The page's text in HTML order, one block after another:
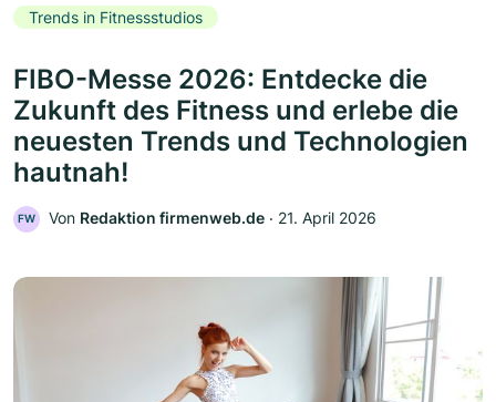
Trends in Fitnessstudios
FIBO-Messe 2026: Entdecke die
Zukunft des Fitness und erlebe die
neuesten Trends und Technologien
hautnah!
FW Von Redaktion firmenweb.de ‧ 21. April 2026